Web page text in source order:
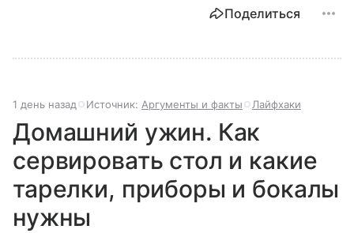
Поделиться
1 день назад Источник: Аргументы и факты Лайфхаки
Домашний ужин. Как
сервировать стол и какие
тарелки, приборы и бокалы
нужны